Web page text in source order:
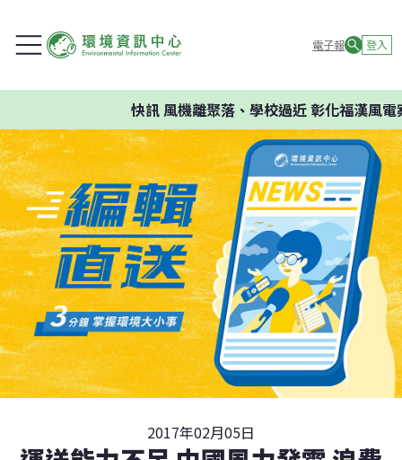
電子報 登入
快訊風機離聚落、學校過近 彰化福漢風電
2017年02月05日